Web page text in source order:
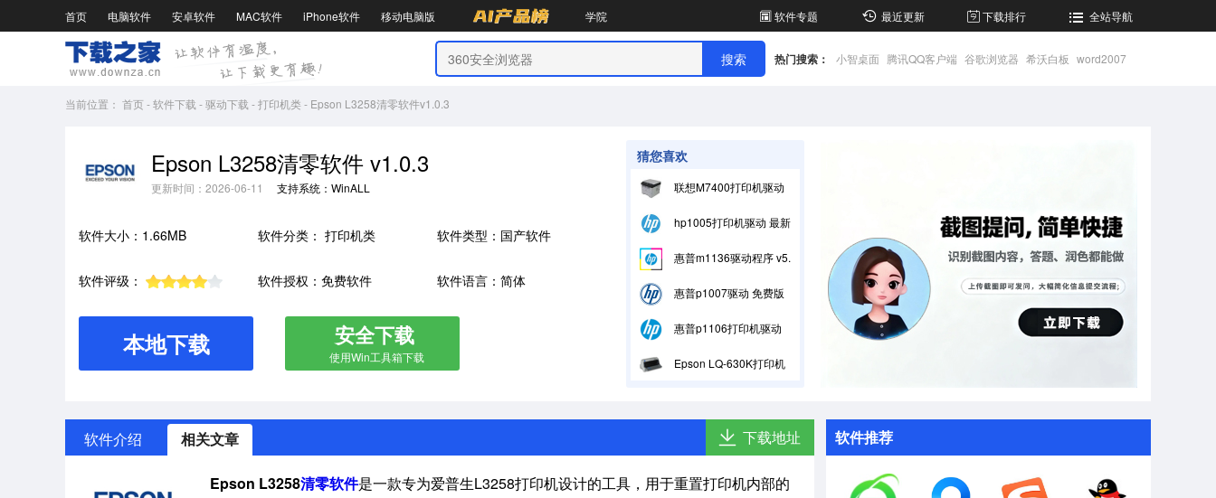
首页 电脑软件 安卓软件 MAC软件 iPhone软件 移动电脑版 学院 软件专题 最近更新 下载排行 全站导航
热门搜索： 小智桌面 腾讯QQ客户端 谷歌浏览器 希沃白板 word2007
当前位置： 首页-软件下载 -驱动下载 -打印机类- Epson L3258清零软件v1.0.3
Epson L3258清零软件 v1.0.3
更新时间：2026-06-11 支持系统：WinALL
软件大小：1.66MB 软件分类： 打印机类 软件类型：国产软件
软件评级： 软件授权：免费软件 软件语言：简体
本地下载 安全下载
使用Win工具箱下载
猜您喜欢
联想M7400打印机驱动 官方版
hp1005打印机驱动 最新版
惠普m1136驱动程序 v5.0
惠普p1007驱动 免费版
惠普p1106打印机驱动程序 官方版v1601
Epson LQ-630K打印机驱动 官方版
软件介绍 相关文章 下载地址
Epson L3258清零软件是一款专为爱普生L3258打印机设计的工具，用于重置打印机内部的
软件推荐